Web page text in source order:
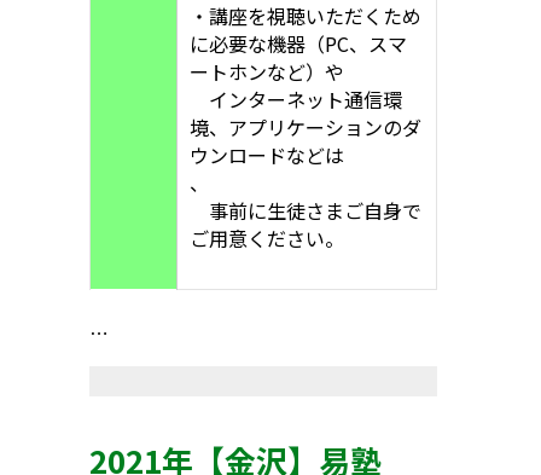
・講座を視聴いただくため
に必要な機器（PC、スマ
ートホンなど）や
インターネット通信環
境、アプリケーションのダ
ウンロードなどは
、
事前に生徒さまご自身で
ご用意ください。
…
2021年【金沢】易塾